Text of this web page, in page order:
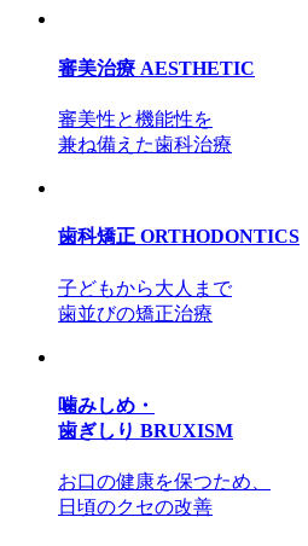
審美治療 AESTHETIC
審美性と機能性を
兼ね備えた歯科治療
歯科矯正 ORTHODONTICS
子どもから大人まで
歯並びの矯正治療
噛みしめ・
歯ぎしり BRUXISM
お口の健康を保つため、
日頃のクセの改善